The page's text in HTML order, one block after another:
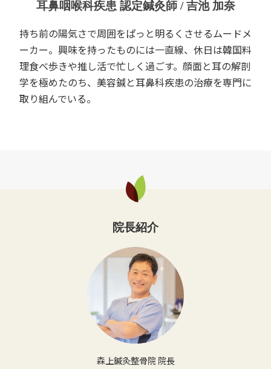
耳鼻咽喉科疾患 認定鍼灸師 / 吉池 加奈
持ち前の陽気さで周囲をぱっと明るくさせるムードメ
ーカー。興味を持ったものには一直線、休日は韓国料
理食べ歩きや推し活で忙しく過ごす。顔面と耳の解剖
学を極めたのち、美容鍼と耳鼻科疾患の治療を専門に
取り組んでいる。
院長紹介
森上鍼灸整骨院 院長